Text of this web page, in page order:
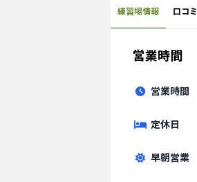
練習場情報 口コミ
営業時間
営業時間
定休日
早朝営業